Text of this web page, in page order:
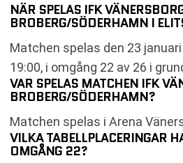
NÄR SPELAS IFK
BROBERG/SÖDERHAMN I
Matchen spelas den 23
19:00, i omgång 22 av 26 i
VAR SPELAS MATCHEN IFK
BROBERG/SÖDERHAMN?
Matchen spelas i Arena
VILKA TABELLPLACERINGAR
OMGÅNG 22?